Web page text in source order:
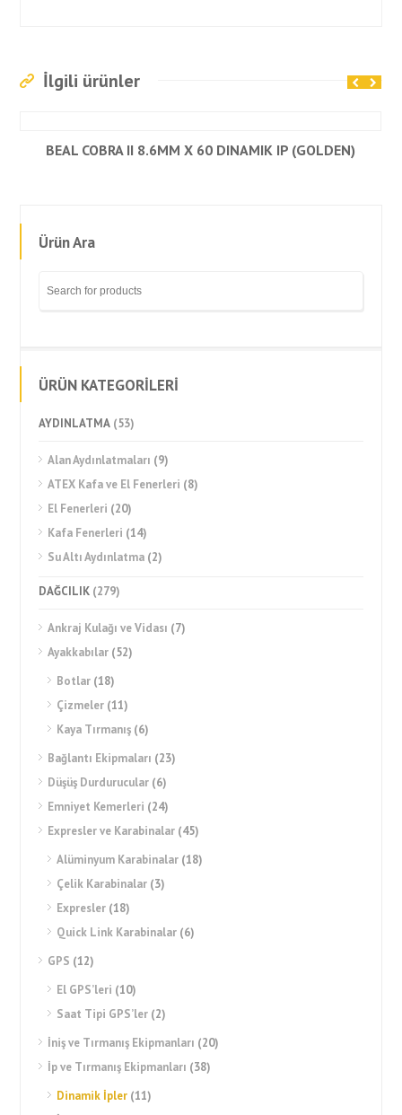
İlgili ürünler
BEAL COBRA II 8.6MM X 60 DINAMIK IP (GOLDEN)
Ürün Ara
ÜRÜN KATEGORİLERİ
AYDINLATMA (53)
Alan Aydınlatmaları (9)
ATEX Kafa ve El Fenerleri (8)
El Fenerleri (20)
Kafa Fenerleri (14)
Su Altı Aydınlatma (2)
DAĞCILIK (279)
Ankraj Kulağı ve Vidası (7)
Ayakkabılar (52)
Botlar (18)
Çizmeler (11)
Kaya Tırmanış (6)
Bağlantı Ekipmaları (23)
Düşüş Durdurucular (6)
Emniyet Kemerleri (24)
Expresler ve Karabinalar (45)
Alüminyum Karabinalar (18)
Çelik Karabinalar (3)
Expresler (18)
Quick Link Karabinalar (6)
GPS (12)
El GPS’leri (10)
Saat Tipi GPS’ler (2)
İniş ve Tırmanış Ekipmanları (20)
İp ve Tırmanış Ekipmanları (38)
Dinamik İpler (11)